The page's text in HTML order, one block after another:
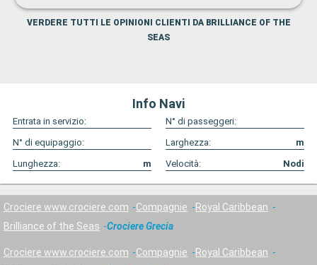
e non la francese il che impedisce qualsiasi gioco La nave
presenta colate di ruggine in vari punti sia interni che
esterni. Passeremo a Costa o MSC.
VERDERE TUTTI LE OPINIONI CLIENTI DA BRILLIANCE OF THE
SEAS
Info Navi
Entrata in servizio:
N° di passeggeri:
N° di equipaggio:
Larghezza:
m
Lunghezza:
m Velocità: Nodi
Crociere www.crociere.com Compagnie
Royal Caribbean
Brilliance of the Seas
Crociere Grecia
Crociere www.crociere.com Compagnie
Royal Caribbean